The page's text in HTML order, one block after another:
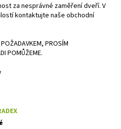
za nesprávné zaměření dveří. V
kontaktujte naše obchodní
PROSÍM
POMŮŽEME.